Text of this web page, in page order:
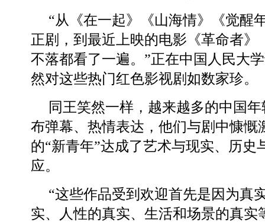
“从《在一起》《山海情》《觉醒
正剧，到最近上映的电影《革命者》
不落都看了一遍。”正在中国人民大
然对这些热门红色影视剧如数家珍。
同王笑然一样，越来越多的中国
布弹幕、热情表达，他们与剧中慷慨
的“新青年”达成了艺术与现实、历史
应。
“这些作品受到欢迎首先是因为真
实、人性的真实、生活和场景的真实